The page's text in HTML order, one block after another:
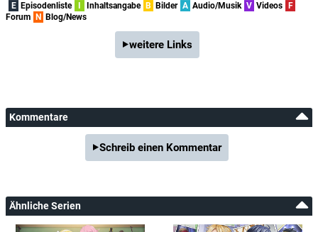
E Episodenliste Inhaltsangabe B Bilder A Audio/Musik V Videos
F
Forum
N Blog/News
weitere Links
Kommentare
Schreib einen Kommentar
Ähnliche Serien